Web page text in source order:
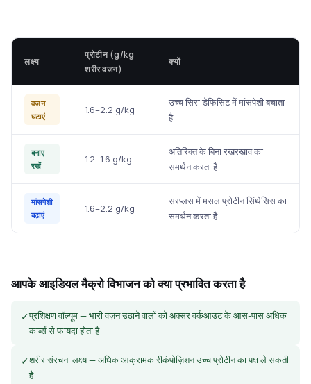
लक्ष्य
प्रोटीन (g/kg
शरीर वजन)
क्यों
वजन
घटाएं
1.6–2.2 g/kg
उच्च सिरा डेफिसिट में मांसपेशी बचाता
है
बनाए
रखें
1.2–1.6 g/kg
अतिरिक्त के बिना रखरखाव का
समर्थन करता है
मांसपेशी
बढ़ाएं
1.6–2.2 g/kg
सरप्लस में मसल प्रोटीन सिंथेसिस का
समर्थन करता है
आपके आइडियल मैक्रो विभाजन को क्या प्रभावित करता है
✓प्रशिक्षण वॉल्यूम — भारी वज़न उठाने वालों को अक्सर वर्कआउट के आस-पास अधिक
कार्ब्स से फायदा होता है
✓शरीर संरचना लक्ष्य — अधिक आक्रामक रीकंपोज़िशन उच्च प्रोटीन का पक्ष ले सकती
है